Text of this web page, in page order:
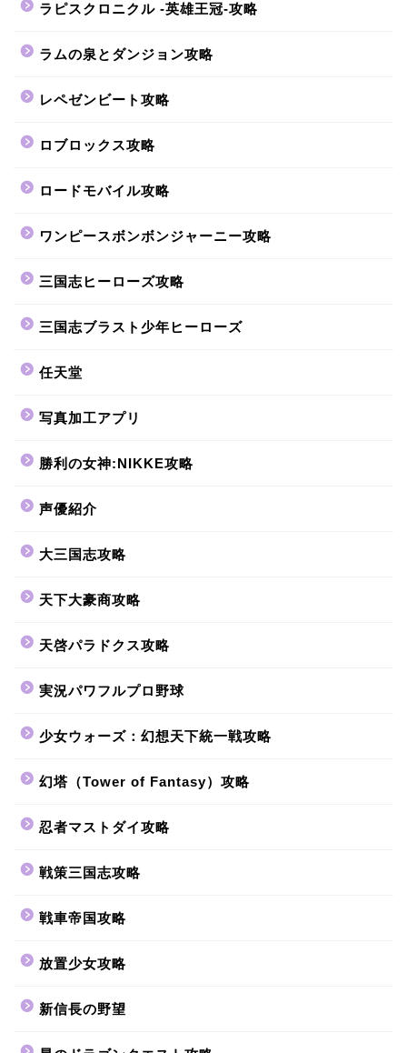
ラピスクロニクル -英雄王冠-攻略
ラムの泉とダンジョン攻略
レペゼンビート攻略
ロブロックス攻略
ロードモバイル攻略
ワンピースボンボンジャーニー攻略
三国志ヒーローズ攻略
三国志ブラスト少年ヒーローズ
任天堂
写真加工アプリ
勝利の女神:NIKKE攻略
声優紹介
大三国志攻略
天下大豪商攻略
天啓パラドクス攻略
実況パワフルプロ野球
少女ウォーズ：幻想天下統一戦攻略
幻塔（Tower of Fantasy）攻略
忍者マストダイ攻略
戦策三国志攻略
戦車帝国攻略
放置少女攻略
新信長の野望